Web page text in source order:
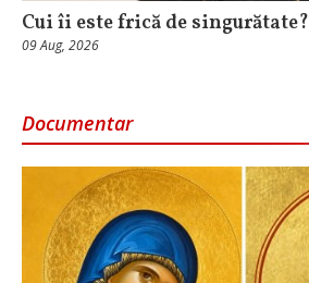
Cui îi este frică de singurătate?
09 Aug, 2026
Documentar